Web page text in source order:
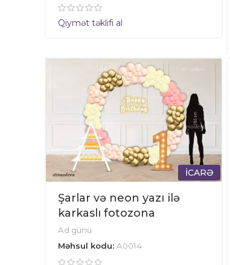
Qiymət təklifi al
İCARƏ
Şarlar və neon yazı ilə
karkaslı fotozona
Ad günü
Məhsul kodu: A0014